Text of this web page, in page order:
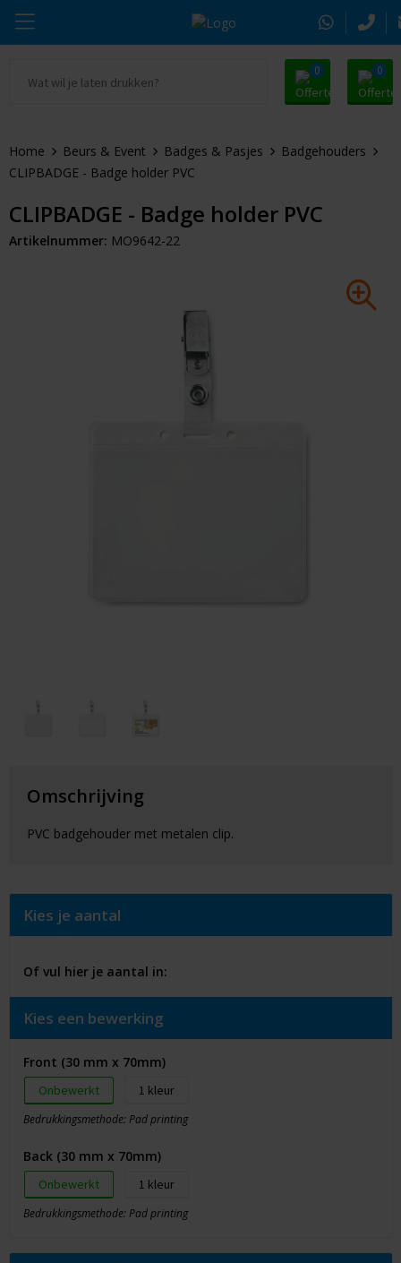
0 0
Drinkwaren
Tassen & Reizen
Sleutelhangers & Tools
Alle promosnoepje
Zomer
Kerst
Thule
Alle merken
Home Beurs & Event Badges & Pasjes
Badgehouders
CLIPBADGE - Badge holder PVC
CLIPBADGE - Badge holder PVC
Artikelnummer: MO9642-22
Omschrijving
PVC badgehouder met metalen clip.
Kies je aantal
Of vul hier je aantal in:
Kies een bewerking
Front (30 mm x 70mm)
Onbewerkt 1
Bedrukkingsmethode: Pad printing
Back (30 mm x 70mm)
Onbewerkt 1
Bedrukkingsmethode: Pad printing